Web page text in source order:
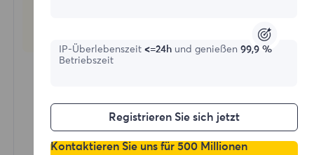
$?/IP
IP-Überlebenszeit<=24h und genießen99,9 %
Betriebszeit
Registrieren Sie sich jetzt
Kontaktieren Sie uns für 500 Millionen